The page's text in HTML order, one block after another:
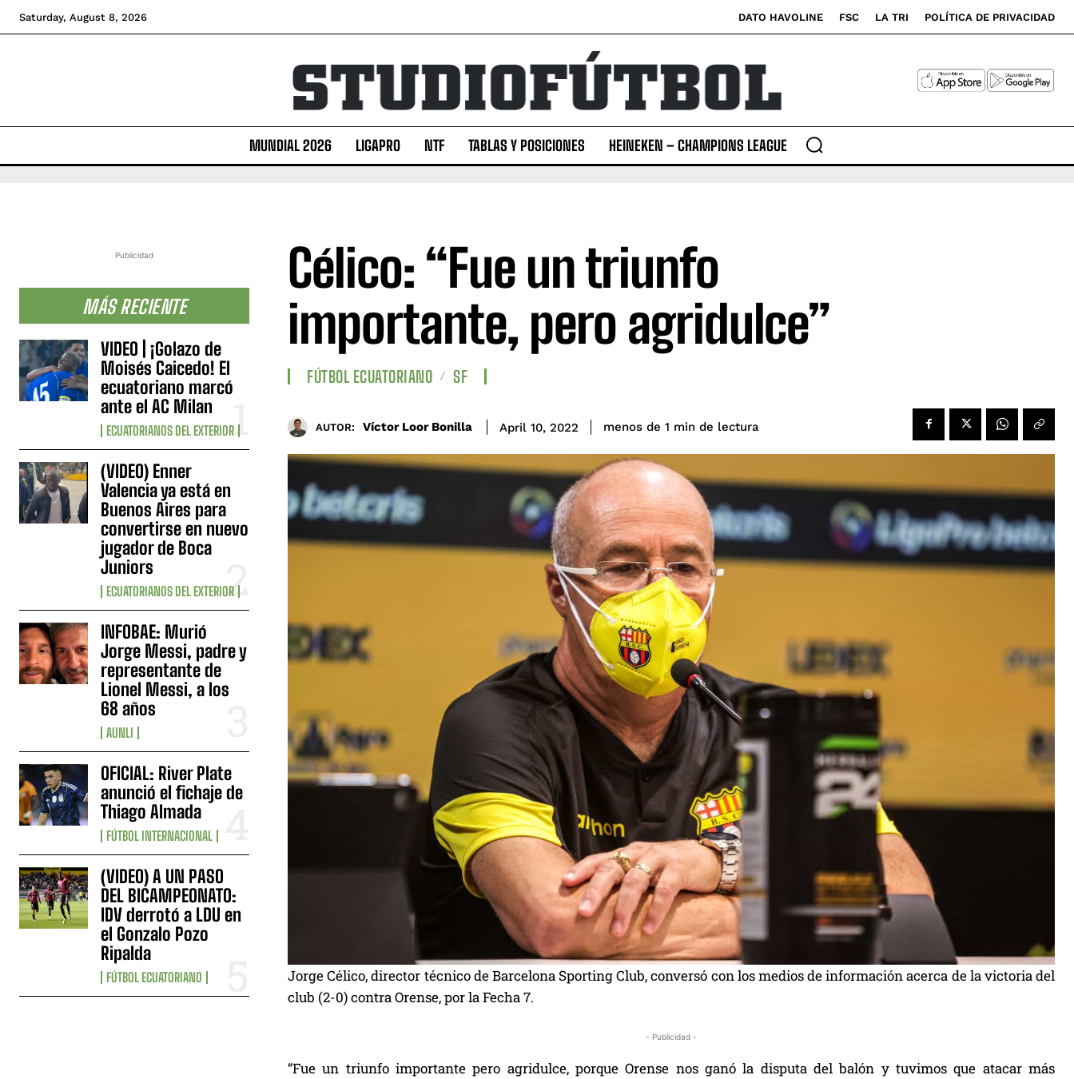
Saturday, August 8, 2026 DATO HAVOLINE FSC LA TRI POLÍTICA DE PRIVACIDAD
MUNDIAL 2026 LIGAPRO NTF TABLAS Y POSICIONES HEINEKEN – CHAMPIONS LEAGUE
Publicidad
MÁS RECIENTE
VIDEO | ¡Golazo de
Moisés Caicedo! El
ecuatoriano marcó
ante el AC Milan
ECUATORIANOS DEL EXTERIOR
(VIDEO) Enner
Valencia ya está en
Buenos Aires para
convertirse en nuevo
jugador de Boca
Juniors
ECUATORIANOS DEL EXTERIOR
INFOBAE: Murió
Jorge Messi, padre y
representante de
Lionel Messi, a los
68 años
AUNLI
OFICIAL: River Plate
anunció el fichaje de
Thiago Almada
FÚTBOL INTERNACIONAL
(VIDEO) A UN PASO
DEL BICAMPEONATO:
IDV derrotó a LDU en
el Gonzalo Pozo
Ripalda
FÚTBOL ECUATORIANO
Célico: “Fue un triunfo
importante, pero agridulce”
FÚTBOL ECUATORIANO SF
AUTOR: Víctor Loor Bonilla April 10, 2022 menos de 1 min de lectura
Jorge Célico, director técnico de Barcelona Sporting Club, conversó con los medios de información acerca de la victoria del
club (2-0) contra Orense, por la Fecha 7.
- Publicidad -
“Fue un triunfo importante pero agridulce, porque Orense nos ganó la disputa del balón y tuvimos que atacar más